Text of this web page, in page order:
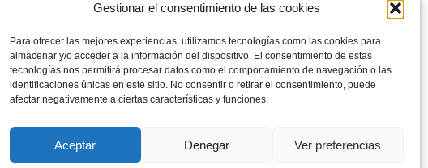
Gestionar el consentimiento de las cookies
Para ofrecer las mejores experiencias, utilizamos tecnologías como las cookies para
almacenar y/o acceder a la información del dispositivo. El consentimiento de estas
tecnologías nos permitirá procesar datos como el comportamiento de navegación o las
identificaciones únicas en este sitio. No consentir o retirar el consentimiento, puede
afectar negativamente a ciertas características y funciones.
Aceptar Denegar Ver preferencias